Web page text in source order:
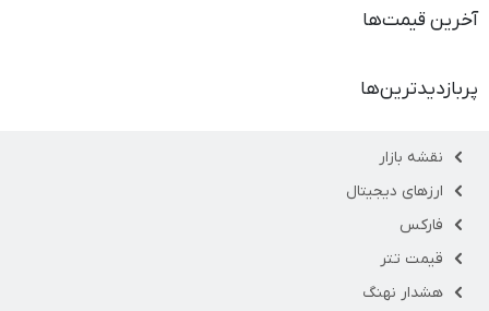
آخرین قیمت‌ها
پربازدیدترین‌ها
نقشه بازار
ارزهای دیجیتال
فارکس
قیمت تتر
هشدار نهنگ